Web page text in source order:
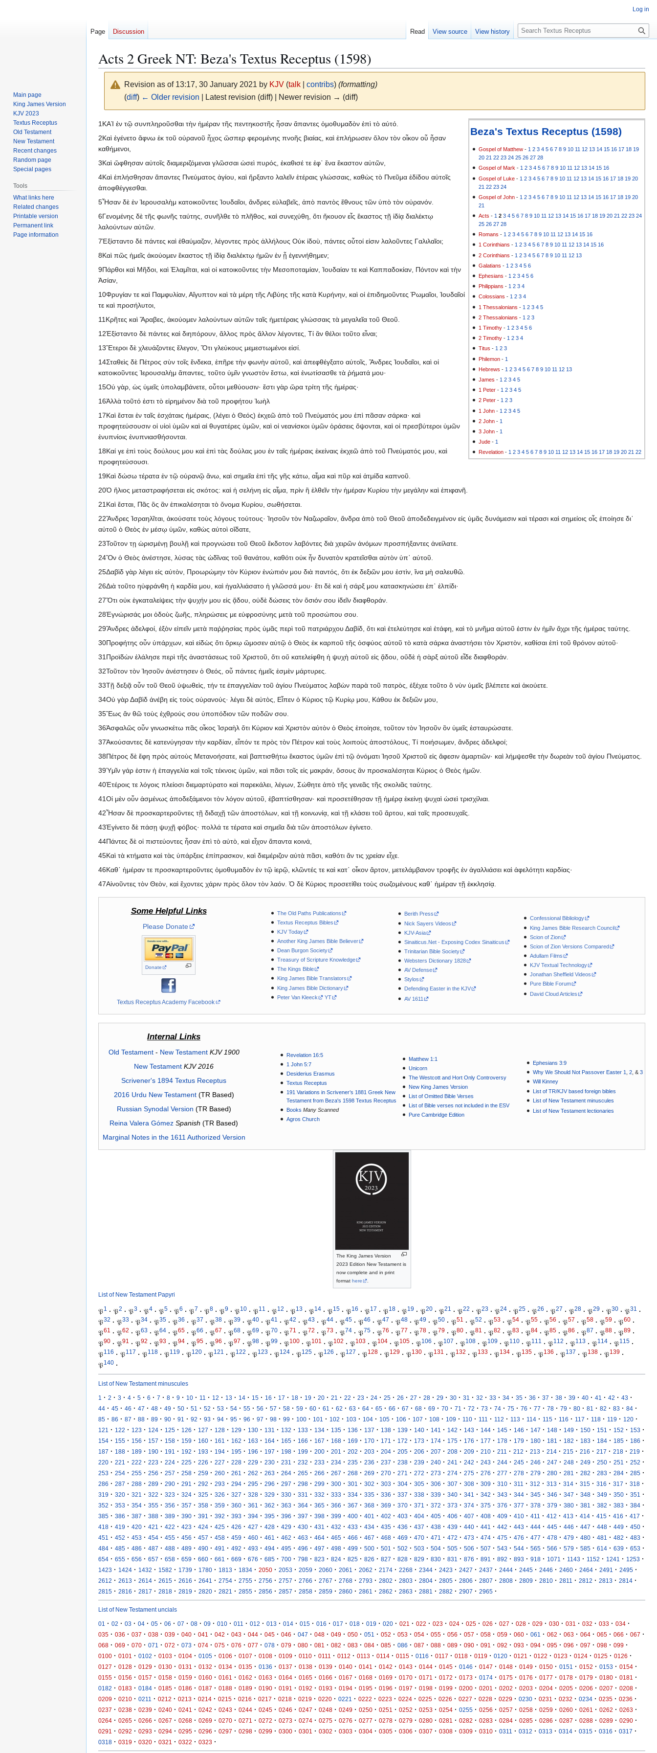
Acts 2 Greek NT: Beza's Textus Receptus (1598)
Revision as of 13:17, 30 January 2021 by KJV (talk| contribs) (formatting)
(diff) ← Older revision | Latest revision (diff) | Newer revision → (diff)
Jump
to
navigation
Jump
to
search
Beza's Textus Receptus (1598)
Gospel of Matthew - 1 2 3 4 5 6 7 8 9 10 11 12 13 14 15 16 17 18 19
20 21 22 23 24 25 26 27 28
Gospel of Mark - 1 2 3 4 5 6 7 8 9 10 11 12 13 14 15 16
Gospel of Luke - 1 2 3 4 5 6 7 8 9 10 11 12 13 14 15 16 17 18 19 20
21 22 23 24
Gospel of John - 1 2 3 4 5 6 7 8 9 10 11 12 13 14 15 16 17 18 19 20
21
Acts - 1 2 3 4 5 6 7 8 9 10 11 12 13 14 15 16 17 18 19 20 21 22 23 24
25 26 27 28
Romans - 1 2 3 4 5 6 7 8 9 10 11 12 13 14 15 16
1 Corinthians -1 2 3 4 5 6 7 8 9 10 11 12 13 14 15 16
2 Corinthians - 1 2 3 4 5 6 7 8 9 10 11 12 13
Galatians - 1 2 3 4 5 6
Ephesians - 1 2 3 4 5 6
Philippians - 1 2 3 4
Colossians -1 2 3 4
1 Thessalonians - 1 2 3 4 5
2 Thessalonians - 1 2 3
1 Timothy - 1 2 3 4 5 6
2 Timothy - 1 2 3 4
Titus -1 2 3
Philemon - 1
Hebrews - 1 2 3 4 5 6 7 8 9 10 11 12 13
James - 1 2 3 4 5
1 Peter - 1 2 3 4 5
2 Peter -1 2 3
1 John - 1 2 3 4 5
2 John - 1
3 John - 1
Jude - 1
Revelation -1 2 3 4 5 6 7 8 9 10 11 12 13 14 15 16 17 18 19 20 21 22
1ΚΑῚ ἐν τῷ συνπληροῦσθαι τὴν ἡμέραν τῆς πεντηκοστῆς ἦσαν ἅπαντες ὁμοθυμαδὸν ἐπὶ τὸ αὐτό.
2Καὶ ἐγένετο ἄφνω ἐκ τοῦ οὐρανοῦ ἦχος ὥσπερ φερομένης πνοῆς βιαίας, καὶ ἐπλήρωσεν ὅλον τὸν οἶκον οὗ ἦσαν
καθήμενοι,
3Καὶ ὤφθησαν αὐτοῖς διαμεριζόμεναι γλῶσσαι ὡσεὶ πυρός, ἐκαθισέ τε ἐφ᾽ ἕνα ἕκαστον αὐτῶν,
4Καὶ ἐπλήσθησαν ἅπαντες Πνεύματος ἁγίου, καὶ ἤρξαντο λαλεῖν ἑτέραις γλώσσαις, καθὼς τὸ Πνεῦμα ἐδίδου αὐτοῖς
ἀποφθέγγεσθαι.
5Ἦσαν δὲ ἐν Ἱερουσαλὴμ κατοικοῦντες Ἰουδαῖοι, ἄνδρες εὐλαβεῖς, ἀπὸ παντὸς ἔθνους τῶν ὑπὸ τὸν οὐρανόν.
6Γενομένης δὲ τῆς φωνῆς ταύτης, συνῆλθε τὸ πλῆθος, καὶ συνεχύθη, ὅτι ἤκουον εἷς ἕκαστος τῇ ἰδίᾳ διαλέκτῳ
λαλούντων αὐτῶν.
7Ἐξίσταντο δὲ πάντες καὶ ἐθαύμαζον, λέγοντες πρὸς ἀλλήλους Οὐκ ἰδοὺ, πάντες οὗτοί εἰσιν λαλοῦντες Γαλιλαῖοι;
8Καὶ πῶς ἡμεῖς ἀκούομεν ἕκαστος τῇ ἰδίᾳ διαλέκτῳ ἡμῶν ἐν ᾗ ἐγεννήθημεν;
9Πάρθοι καὶ Μῆδοι, καὶ Ἐλαμῖται, καὶ οἱ κατοικοῦντες τὴν Μεσοποταμίαν, Ἰουδαίαν τε καὶ Καππαδοκίαν, Πόντον καὶ τὴν
Ἀσίαν,
10Φρυγίαν τε καὶ Παμφυλίαν, Αἴγυπτον καὶ τὰ μέρη τῆς Λιβύης τῆς κατὰ Κυρήνην, καὶ οἱ ἐπιδημοῦντες Ῥωμαῖοι, Ἰουδαῖοί
τε καὶ προσήλυτοι,
11Κρῆτες καὶ Ἄραβες, ἀκούομεν λαλούντων αὐτῶν ταῖς ἡμετέραις γλώσσαις τὰ μεγαλεῖα τοῦ Θεοῦ.
12Ἐξίσταντο δὲ πάντες καὶ διηπόρουν, ἄλλος πρὸς ἄλλον λέγοντες, Τί ἂν θέλοι τοῦτο εἶναι;
13Ἕτεροι δὲ χλευάζοντες ἔλεγον, Ὅτι γλεύκους μεμεστωμένοι εἰσί.
14Σταθεὶς δὲ Πέτρος σὺν τοῖς ἕνδεκα, ἐπῆρε τὴν φωνὴν αὐτοῦ, καὶ ἀπεφθέγξατο αὐτοῖς, Ἄνδρες Ἰουδαῖοι, καὶ οἱ
κατοικοῦντες Ἱερουσαλὴμ ἅπαντες, τοῦτο ὑμῖν γνωστὸν ἔστω, καὶ ἐνωτίσασθε τὰ ῥήματά μου·
15Οὐ γὰρ, ὡς ὑμεῖς ὑπολαμβάνετε, οὗτοι μεθύουσιν· ἔστι γὰρ ὥρα τρίτη τῆς ἡμέρας·
16Ἀλλὰ τοῦτό ἐστι τὸ εἰρημένον διὰ τοῦ προφήτου Ἰωὴλ
17Καὶ ἔσται ἐν ταῖς ἐσχάταις ἡμέραις, (λέγει ὁ Θεός) ἐκχεῶ ἀπὸ τοῦ Πνεύματός μου ἐπὶ πᾶσαν σάρκα· καὶ
προφητεύσουσιν οἱ υἱοὶ ὑμῶν καὶ αἱ θυγατέρες ὑμῶν, καὶ οἱ νεανίσκοι ὑμῶν ὁράσεις ὄψονται, καὶ οἱ πρεσβύτεροι ὑμῶν
ἐνυπνίοις ἐνυπνιασθήσονται.
18Καί γε ἐπὶ τοὺς δούλους μου καὶ ἐπὶ τὰς δούλας μου ἐν ταῖς ἡμέραις ἐκείναις ἐκχεῶ ἀπὸ τοῦ Πνεύματός μου, καὶ
προφητεύσουσι.
19Καὶ δώσω τέρατα ἐν τῷ οὐρανῷ ἄνω, καὶ σημεῖα ἐπὶ τῆς γῆς κάτω, αἷμα καὶ πῦρ καὶ ἀτμίδα καπνοῦ.
20Ὁ ἥλιος μεταστραφήσεται εἰς σκότος: καὶ ἡ σελήνη εἰς αἷμα, πρὶν ἢ ἐλθεῖν τὴν ἡμέραν Κυρίου τὴν μεγάλην καὶ ἐπιφανῆ.
21Καὶ ἔσται, Πᾶς ὃς ἂν ἐπικαλέσηται τὸ ὄνομα Κυρίου, σωθήσεται.
22Ἄνδρες Ἰσραηλῖται, ἀκούσατε τοὺς λόγους τούτους· Ἰησοῦν τὸν Ναζωραῖον, ἄνδρα ἀπὸ τοῦ Θεοῦ ἀποδεδειγμένον εἰς ὑμᾶς δυνάμεσιν καὶ τέρασι καὶ σημείοις οἷς ἐποίησε δι᾽
αὐτοῦ ὁ Θεὸς ἐν μέσῳ ὑμῶν, καθὼς αὐτοὶ οἴδατε,
23Τοῦτον τῃ ὡρισμένῃ βουλῇ καὶ προγνώσει τοῦ Θεοῦ ἔκδοτον λαβόντες διὰ χειρῶν ἀνόμων προσπήξαντες ἀνείλατε.
24Ὃν ὁ Θεὸς ἀνέστησε, λύσας τὰς ὠδῖνας τοῦ θανάτου, καθότι οὐκ ἦν δυνατὸν κρατεῖσθαι αὐτὸν ὑπ᾽ αὐτοῦ.
25Δαβὶδ γὰρ λέγει εἰς αὐτὸν, Προωρώμην τὸν Κύριον ἐνώπιόν μου διὰ παντός, ὅτι ἐκ δεξιῶν μου ἐστὶν, ἵνα μὴ σαλευθῶ.
26Διὰ τοῦτο ηὐφράνθη ἡ καρδία μου, καὶ ἠγαλλιάσατο ἡ γλῶσσά μου· ἔτι δὲ καὶ ἡ σάρξ μου κατασκηνώσει ἐπ᾽ ἐλπίδι·
27Ὅτι οὐκ ἐγκαταλείψεις τὴν ψυχήν μου εἰς ᾅδου, οὐδὲ δώσεις τὸν ὅσιόν σου ἰδεῖν διαφθοράν.
28Ἐγνώρισάς μοι ὁδοὺς ζωῆς, πληρώσεις με εὐφροσύνης μετὰ τοῦ προσώπου σου.
29Ἄνδρες ἀδελφοί, ἐξὸν εἰπεῖν μετὰ παῤῥησίας πρὸς ὑμᾶς περὶ τοῦ πατριάρχου Δαβίδ, ὅτι καὶ ἐτελεύτησε καὶ ἐτάφη, καὶ τὸ μνῆμα αὐτοῦ ἐστιν ἐν ἡμῖν ἄχρι τῆς ἡμέρας ταύτης.
30Προφήτης οὖν ὑπάρχων, καὶ εἰδὼς ὅτι ὅρκῳ ὤμοσεν αὐτῷ ὁ Θεὸς ἐκ καρποῦ τῆς ὀσφύος αὐτοῦ τὸ κατὰ σάρκα ἀναστήσει τὸν Χριστὸν, καθίσαι ἐπὶ τοῦ θρόνον αὐτοῦ·
31Προϊδὼν ἐλάλησε περὶ τῆς ἀναστάσεως τοῦ Χριστοῦ, ὅτι οὔ κατελείφθη ἡ ψυχὴ αὐτοῦ εἰς ᾅδου, οὔδὲ ἡ σὰρξ αὐτοῦ εἶδε διαφθοράν.
32Τοῦτον τὸν Ἰησοῦν ἀνέστησεν ὁ Θεός, οὗ πάντες ἡμεῖς ἐσμὲν μάρτυρες.
33Τῇ δεξιᾷ οὖν τοῦ Θεοῦ ὑψωθεὶς, τήν τε ἐπαγγελίαν τοῦ ἁγίου Πνεύματος λαβὼν παρὰ τοῦ πατρὸς, ἐξέχεε τοῦτο ὃ νὺν ὑμεῖς βλέπετε καὶ ἀκούετε.
34Οὐ γὰρ Δαβὶδ ἀνέβη εἰς τοὺς οὐρανούς· λέγει δὲ αὐτὸς, Εἶπεν ὁ Κύριος τῷ Κυρίῳ μου, Κάθου ἐκ δεξιῶν μου,
35Ἕως ἄν θῶ τοὺς ἐχθρούς σου ὑποπόδιον τῶν ποδῶν σου.
36Ἀσφαλῶς οὖν γινωσκέτω πᾶς οἶκος Ἰσραὴλ ὅτι Κύριον καὶ Χριστὸν αὐτὸν ὁ Θεὸς ἐποίησε, τοῦτον τὸν Ἰησοῦν ὃν ὑμεῖς ἐσταυρώσατε.
37Ἀκούσαντες δὲ κατενύγησαν τὴν καρδίαν, εἶπόν τε πρὸς τὸν Πέτρον καὶ τοὺς λοιποὺς ἀποστόλους, Τί ποιήσωμεν, ἄνδρες ἀδελφοί;
38Πέτρος δὲ ἔφη πρὸς αὐτοὺς Μετανοήσατε, καὶ βαπτισθήτω ἕκαστος ὑμῶν ἐπὶ τῷ ὀνόματι Ἰησοῦ Χριστοῦ εἰς ἄφεσιν ἁμαρτιῶν· καὶ λήμψεσθε τὴν δωρεὰν τοῦ ἁγίου Πνεύματος.
39Ὑμῖν γάρ ἐστιν ἡ ἐπαγγελία καὶ τοῖς τέκνοις ὑμῶν, καὶ πᾶσι τοῖς εἰς μακράν, ὅσους ἂν προσκαλέσηται Κύριος ὁ Θεὸς ἡμῶν.
40Ἑτέροις τε λόγοις πλείοσι διεμαρτύρατο καὶ παρεκάλει, λέγων, Σώθητε ἀπὸ τῆς γενεᾶς τῆς σκολιᾶς ταύτης.
41Οἱ μὲν οὖν ἀσμένως ἀποδεξάμενοι τὸν λόγον αὐτοῦ, ἐβαπτίσθησαν· καὶ προσετέθησαν τῇ ἡμέρᾳ ἐκείνῃ ψυχαὶ ὡσεὶ τρισχίλιαι.
42Ἦσαν δὲ προσκαρτεροῦντες τῇ διδαχῇ τῶν ἀποστόλων, καὶ τῇ κοινωνίᾳ, καὶ τῇ κλάσει τοῦ ἄρτου, καὶ ταῖς προσευχαῖς.
43Ἐγίνετο δὲ πάσῃ ψυχῇ φόβος· πολλά τε τέρατα καὶ σημεῖα διὰ τῶν ἀποστόλων ἐγίνετο.
44Πάντες δὲ οἱ πιστεύοντες ἦσαν ἐπὶ τὸ αὐτὸ, καὶ εἶχον ἅπαντα κοινά,
45Καὶ τὰ κτήματα καὶ τὰς ὑπάρξεις ἐπίπρασκον, καὶ διεμέριζον αὐτὰ πᾶσι, καθότι ἄν τις χρείαν εἶχε.
46Καθ᾽ ἡμέραν τε προσκαρτεροῦντες ὁμοθυμαδὸν ἐν τῷ ἱερῷ, κλῶντές τε καὶ κατ᾽ οἶκον ἄρτον, μετελάμβανον τροφῆς ἐν ἀγαλλιάσει καὶ ἀφελότητι καρδίας·
47Αἰνοῦντες τὸν Θεὸν, καὶ ἔχοντες χάριν πρὸς ὅλον τὸν λαόν. Ὁ δὲ Κύριος προσετίθει τοὺς σωζομένους καθ᾽ ἡμέραν τῇ ἐκκλησίᾳ.
Some Helpful Links
Please Donate
Donate
Textus Receptus Academy Facebook
The Old Paths Publications
Textus Receptus Bibles
KJV Today
Another King James Bible Believer
Dean Burgon Society
Treasury of Scripture Knowledge
The Kings Bible
King James Bible Translators
King James Bible Dictionary
Peter Van Kleeck
YT
Berith Press
Nick Sayers Videos
KJV-Asia
Sinaiticus.Net - Exposing Codex Sinaiticus
Trinitarian Bible Society
Websters Dictionary 1828
AV Defense
Stylos
Defending Easter in the KJV
AV 1611
Confessional Bibliology
King James Bible Research Council
Scion of Zion
Scion of Zion Versions Compared
Adullam Films
KJV Textual Technology
Jonathan Sheffield Videos
Pure Bible Forum
David Cloud Articles
Internal Links
Old Testament- New Testament KJV 1900
New Testament KJV 2016
Scrivener's 1894 Textus Receptus
2016 Urdu New Testament(TR Based)
Russian Synodal Version (TR Based)
Reina Valera Gómez Spanish (TR Based)
Marginal Notes in the 1611 Authorized Version
Revelation 16:5
1 John 5:7
Desiderius Erasmus
Textus Receptus
191 Variations in Scrivener’s 1881 Greek New
Testament from Beza's 1598 Textus Receptus
Books Many Scanned
Agros Church
Matthew 1:1
Unicorn
The Westcott and Hort Only Controversy
New King James Version
List of Omitted Bible Verses
List of Bible verses not included in the ESV
Pure Cambridge Edition
Ephesians 3:9
Why We Should Not Passover Easter 1
,2 , &3
Will Kinney
List of TR/KJV based foreign bibles
List of New Testament minuscules
List of New Testament lectionaries
The King James Version
2023 Edition New Testament is
now complete and in print
format here .
List of New Testament Papyri
𝔓1 · 𝔓2 · 𝔓3 · 𝔓4 · 𝔓5 · 𝔓6 · 𝔓7 · 𝔓8 · 𝔓9 · 𝔓10 · 𝔓11 · 𝔓12 · 𝔓13 · 𝔓14 · 𝔓15 · 𝔓16 · 𝔓17 · 𝔓18 · 𝔓19 · 𝔓20 · 𝔓21 · 𝔓22 · 𝔓23 · 𝔓24 · 𝔓25 · 𝔓26 · 𝔓27 · 𝔓28 · 𝔓29 · 𝔓30 · 𝔓31
·
𝔓32 · 𝔓33 · 𝔓34 · 𝔓35 · 𝔓36 · 𝔓37 · 𝔓38 · 𝔓39 · 𝔓40 · 𝔓41 · 𝔓42 · 𝔓43 · 𝔓44 · 𝔓45 · 𝔓46 · 𝔓47 · 𝔓48 · 𝔓49 · 𝔓50 · 𝔓51 · 𝔓52 · 𝔓53 · 𝔓54 · 𝔓55 · 𝔓56 · 𝔓57 · 𝔓58 · 𝔓59 · 𝔓60 ·
𝔓61 · 𝔓62 · 𝔓63 · 𝔓64 · 𝔓65 · 𝔓66 · 𝔓67 · 𝔓68 · 𝔓69 · 𝔓70 · 𝔓71 · 𝔓72 · 𝔓73 · 𝔓74 · 𝔓75 · 𝔓76 · 𝔓77 · 𝔓78 · 𝔓79 · 𝔓80 · 𝔓81 · 𝔓82 · 𝔓83 · 𝔓84 · 𝔓85 · 𝔓86 · 𝔓87 · 𝔓88 · 𝔓89 ·
𝔓90 · 𝔓91 · 𝔓92 · 𝔓93 · 𝔓94 · 𝔓95 · 𝔓96 · 𝔓97 · 𝔓98 · 𝔓99 · 𝔓100 · 𝔓101 · 𝔓102 · 𝔓103 · 𝔓104 · 𝔓105 · 𝔓106 · 𝔓107 · 𝔓108 · 𝔓109 · 𝔓110 · 𝔓111 · 𝔓112 · 𝔓113 · 𝔓114 · 𝔓115 ·
𝔓116 · 𝔓117 · 𝔓118 · 𝔓119 · 𝔓120 · 𝔓121 · 𝔓122 · 𝔓123 · 𝔓124 · 𝔓125 · 𝔓126 · 𝔓127 · 𝔓128 · 𝔓129 · 𝔓130 · 𝔓131 · 𝔓132 · 𝔓133 · 𝔓134 · 𝔓135 · 𝔓136 · 𝔓137 · 𝔓138 · 𝔓139 ·
𝔓140 ·
List of New Testament minuscules
1 · 2 · 3 · 4 · 5 · 6 · 7 · 8 · 9 · 10 · 11 · 12 · 13 · 14 · 15 · 16 · 17 · 18 · 19 · 20 · 21 · 22 · 23 · 24 · 25 · 26 · 27 · 28 · 29 · 30 · 31 · 32 · 33 · 34 · 35 · 36 · 37 · 38 · 39 · 40 · 41 · 42 · 43 ·
44 · 45 · 46 · 47 · 48 · 49 · 50 · 51 · 52 · 53 · 54 · 55 · 56 · 57 · 58 · 59 · 60 · 61 · 62 · 63 · 64 · 65 · 66 · 67 · 68 · 69 · 70 · 71 · 72 · 73 · 74 · 75 · 76 · 77 · 78 · 79 · 80 · 81 · 82 · 83 · 84 ·
85 · 86 · 87 · 88 · 89 · 90 · 91 · 92 · 93 · 94 · 95 · 96 · 97 · 98 · 99 · 100 · 101 · 102 · 103 · 104 · 105 · 106 · 107 · 108 · 109 · 110 · 111 · 112 · 113 · 114 · 115 · 116 · 117 · 118 · 119 · 120 ·
121 · 122 · 123 · 124 · 125 · 126 · 127 · 128 · 129 · 130 · 131 · 132 · 133 · 134 · 135 · 136 · 137 · 138 · 139 · 140 · 141 · 142 · 143 · 144 · 145 · 146 · 147 · 148 · 149 · 150 · 151 · 152 · 153 ·
154 · 155 · 156 · 157 · 158 · 159 · 160 · 161 · 162 · 163 · 164 · 165 · 166 · 167 · 168 · 169 · 170 · 171 · 172 · 173 · 174 · 175 · 176 · 177 · 178 · 179 · 180 · 181 · 182 · 183 · 184 · 185 · 186 ·
187 · 188 · 189 · 190 · 191 · 192 · 193 · 194 · 195 · 196 · 197 · 198 · 199 · 200 · 201 · 202 · 203 · 204 · 205 · 206 · 207 · 208 · 209 · 210 · 211 · 212 · 213 · 214 · 215 · 216 · 217 · 218 · 219 ·
220 · 221 · 222 · 223 · 224 · 225 · 226 · 227 · 228 · 229 · 230 · 231 · 232 · 233 · 234 · 235 · 236 · 237 · 238 · 239 · 240 · 241 · 242 · 243 · 244 · 245 · 246 · 247 · 248 · 249 · 250 · 251 · 252 ·
253 · 254 · 255 · 256 · 257 · 258 · 259 · 260 · 261 · 262 · 263 · 264 · 265 · 266 · 267 · 268 · 269 · 270 · 271 · 272 · 273 · 274 · 275 · 276 · 277 · 278 · 279 · 280 · 281 · 282 · 283 · 284 · 285 ·
286 · 287 · 288 · 289 · 290 · 291 · 292 · 293 · 294 · 295 · 296 · 297 · 298 · 299 · 300 · 301 · 302 · 303 · 304 · 305 · 306 · 307 · 308 · 309 · 310 · 311 · 312 · 313 · 314 · 315 · 316 · 317 · 318 ·
319 · 320 · 321 · 322 · 323 · 324 · 325 · 326 · 327 · 328 · 329 · 330 · 331 · 332 · 333 · 334 · 335 · 336 · 337 · 338 · 339 · 340 · 341 · 342 · 343 · 344 · 345 · 346 · 347 · 348 · 349 · 350 · 351 ·
352 · 353 · 354 · 355 · 356 · 357 · 358 · 359 · 360 · 361 · 362 · 363 · 364 · 365 · 366 · 367 · 368 · 369 · 370 · 371 · 372 · 373 · 374 · 375 · 376 · 377 · 378 · 379 · 380 · 381 · 382 · 383 · 384 ·
385 · 386 · 387 · 388 · 389 · 390 · 391 · 392 · 393 · 394 · 395 · 396 · 397 · 398 · 399 · 400 · 401 · 402 · 403 · 404 · 405 · 406 · 407 · 408 · 409 · 410 · 411 · 412 · 413 · 414 · 415 · 416 · 417 ·
418 · 419 · 420 · 421 · 422 · 423 · 424 · 425 · 426 · 427 · 428 · 429 · 430 · 431 · 432 · 433 · 434 · 435 · 436 · 437 · 438 · 439 · 440 · 441 · 442 · 443 · 444 · 445 · 446 · 447 · 448 · 449 · 450 ·
451 · 452 · 453 · 454 · 455 · 456 · 457 · 458 · 459 · 460 · 461 · 462 · 463 · 464 · 465 · 466 · 467 · 468 · 469 · 470 · 471 · 472 · 473 · 474 · 475 · 476 · 477 · 478 · 479 · 480 · 481 · 482 · 483 ·
484 · 485 · 486 · 487 · 488 · 489 · 490 · 491 · 492 · 493 · 494 · 495 · 496 · 497 · 498 · 499 · 500 · 501 · 502 · 503 · 504 · 505 · 506 · 507 · 543 · 544 · 565 · 566 · 579 · 585 · 614 · 639 · 653 ·
654 · 655 · 656 · 657 · 658 · 659 · 660 · 661 · 669 · 676 · 685 · 700 · 798 · 823 · 824 · 825 · 826 · 827 · 828 · 829 · 830 · 831 · 876 · 891 · 892 · 893 · 918 · 1071 · 1143 · 1152 · 1241 · 1253 ·
1423 · 1424 · 1432 · 1582 · 1739 · 1780 · 1813 · 1834 · 2050 · 2053 · 2059 · 2060 · 2061 · 2062 · 2174 · 2268 · 2344 · 2423 · 2427 · 2437 · 2444 · 2445 · 2446 · 2460 · 2464 · 2491 · 2495 ·
2612 · 2613 · 2614 · 2615 · 2616 · 2641 · 2754 · 2755 · 2756 · 2757 · 2766 · 2767 · 2768 · 2793 · 2802 · 2803 · 2804 · 2805 · 2806 · 2807 · 2808 · 2809 · 2810 · 2811 · 2812 · 2813 · 2814 ·
2815 · 2816 · 2817 · 2818 · 2819 · 2820 · 2821 · 2855 · 2856 · 2857 · 2858 · 2859 · 2860 · 2861 · 2862 · 2863 · 2881 · 2882 · 2907 · 2965 ·
List of New Testament uncials
01 · 02 · 03 · 04 · 05 · 06 · 07 · 08 · 09 · 010 · 011 · 012 · 013 · 014 · 015 · 016 · 017 · 018 · 019 · 020 · 021 · 022 · 023 · 024 · 025 · 026 · 027 · 028 · 029 · 030 · 031 · 032 · 033 · 034 ·
035 · 036 · 037 · 038 · 039 · 040 · 041 · 042 · 043 · 044 · 045 · 046 · 047 · 048 · 049 · 050 · 051 · 052 · 053 · 054 · 055 · 056 · 057 · 058 · 059 · 060 · 061 · 062 · 063 · 064 · 065 · 066 · 067 ·
068 · 069 · 070 · 071 · 072 · 073 · 074 · 075 · 076 · 077 · 078 · 079 · 080 · 081 · 082 · 083 · 084 · 085 · 086 · 087 · 088 · 089 · 090 · 091 · 092 · 093 · 094 · 095 · 096 · 097 · 098 · 099 ·
0100 · 0101 · 0102 · 0103 · 0104 · 0105 · 0106 · 0107 · 0108 · 0109 · 0110 · 0111 · 0112 · 0113 · 0114 · 0115 · 0116 · 0117 · 0118 · 0119 · 0120 · 0121 · 0122 · 0123 · 0124 · 0125 · 0126 ·
0127 · 0128 · 0129 · 0130 · 0131 · 0132 · 0134 · 0135 · 0136 · 0137 · 0138 · 0139 · 0140 · 0141 · 0142 · 0143 · 0144 · 0145 · 0146 · 0147 · 0148 · 0149 · 0150 · 0151 · 0152 · 0153 · 0154 ·
0155 · 0156 · 0157 · 0158 · 0159 · 0160 · 0161 · 0162 · 0163 · 0164 · 0165 · 0166 · 0167 · 0168 · 0169 · 0170 · 0171 · 0172 · 0173 · 0174 · 0175 · 0176 · 0177 · 0178 · 0179 · 0180 · 0181 ·
0182 · 0183 · 0184 · 0185 · 0186 · 0187 · 0188 · 0189 · 0190 · 0191 · 0192 · 0193 · 0194 · 0195 · 0196 · 0197 · 0198 · 0199 · 0200 · 0201 · 0202 · 0203 · 0204 · 0205 · 0206 · 0207 · 0208 ·
0209 · 0210 · 0211 · 0212 · 0213 · 0214 · 0215 · 0216 · 0217 · 0218 · 0219 · 0220 · 0221 · 0222 · 0223 · 0224 · 0225 · 0226 · 0227 · 0228 · 0229 · 0230 · 0231 · 0232 · 0234 · 0235 · 0236 ·
0237 · 0238 · 0239 · 0240 · 0241 · 0242 · 0243 · 0244 · 0245 · 0246 · 0247 · 0248 · 0249 · 0250 · 0251 · 0252 · 0253 · 0254 · 0255 · 0256 · 0257 · 0258 · 0259 · 0260 · 0261 · 0262 · 0263 ·
0264 · 0265 · 0266 · 0267 · 0268 · 0269 · 0270 · 0271 · 0272 · 0273 · 0274 · 0275 · 0276 · 0277 · 0278 · 0279 · 0280 · 0281 · 0282 · 0283 · 0284 · 0285 · 0286 · 0287 · 0288 · 0289 · 0290 ·
0291 · 0292 · 0293 · 0294 · 0295 · 0296 · 0297 · 0298 · 0299 · 0300 · 0301 · 0302 · 0303 · 0304 · 0305 · 0306 · 0307 · 0308 · 0309 · 0310 · 0311 · 0312 · 0313 · 0314 · 0315 · 0316 · 0317 ·
0318 · 0319 · 0320 · 0321 · 0322 · 0323 ·
Log in
Page Discussion Read View source View history
S
e
c
Main page
King James Version
KJV 2023
Textus Receptus
Old Testament
New Testament
Recent changes
Random page
Special pages
Tools
What links here
Related changes
Printable version
Permanent link
Page information